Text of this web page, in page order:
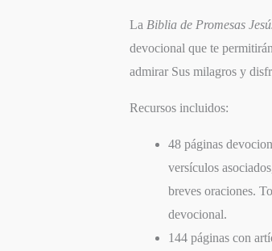
La Biblia de Promesas
devocional que te
admirar Sus milagros y
Recursos incluidos:
48 páginas
versículos
breves oraciones.
devocional.
144 páginas con